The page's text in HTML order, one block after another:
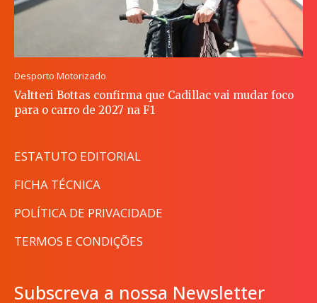
Desporto Motorizado
Valtteri Bottas confirma que Cadillac vai mudar foco
para o carro de 2027 na F1
ESTATUTO EDITORIAL
FICHA TÉCNICA
POLÍTICA DE PRIVACIDADE
TERMOS E CONDIÇÕES
Subscreva a nossa Newsletter